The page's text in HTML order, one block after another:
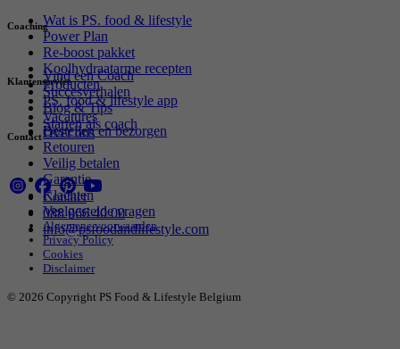
Wat is PS. food & lifestyle
Power Plan
Re-boost pakket
Koolhydraatarme recepten
Producten
PS. food & lifestyle app
Vacatures
Over ons
Coaching
Vind een Coach
Succesverhalen
Blog & Tips
Starten als coach
Klantenservice
Bestellen en bezorgen
Retouren
Veilig betalen
Garantie
Klachten
Veelgestelde vragen
Contact
Contact
088 066 40 00
info@psfoodandlifestyle.com
Algemene voorwaarden
Privacy Policy
Cookies
Disclaimer
© 2026 Copyright PS Food & Lifestyle Belgium